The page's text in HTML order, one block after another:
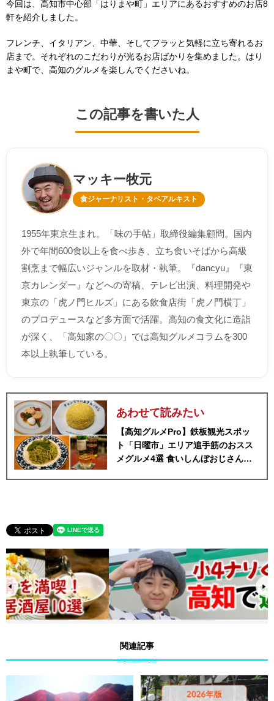
今回は、高知市中心部「はりまや町」エリアにあるおすすめのお店8
軒を紹介しました。
フレンチ、イタリアン、中華、そしてフラッと気軽に立ち寄れるお
店まで。それぞれのこだわりが光るお店ばかりを集めました。はり
まや町で、高知のグルメを楽しんでくださいね。
この記事を書いた人
マッキー牧元
食ジャーナリスト・タベアルキスト
1955年東京生まれ。「味の手帖」取締役編集顧問。国内
外で年間600食以上を食べ歩き、立ち食いそばから高級
割烹まで幅広いジャンルを取材・執筆。『dancyu』『東
京カレンダー』などへの寄稿、テレビ出演、料理開発や
東京の「虎ノ門ヒルズ」にある飲食店街「虎ノ門横丁」
のプロデュースなど多方面で活躍。高知の食文化に造詣
が深く、「高知家の〇〇」では高知グルメコラムを300
本以上執筆している。
あわせて読みたい
【高知グルメPro】鉄板観光スポッ
ト「日曜市」エリア追手筋のおスス
メグルメ4選 食いしんぼおじさんマ
関連記事